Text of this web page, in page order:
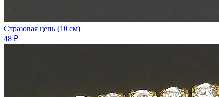
Стразовая цепь (10 см)
48 ₽